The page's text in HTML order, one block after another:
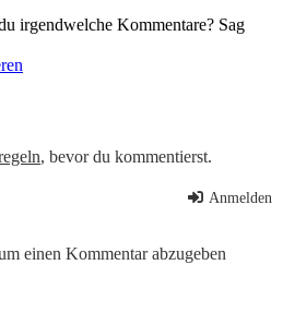
irgendwelche Kommentare? Sag
, bevor du kommentierst.
Anmelden
einen Kommentar abzugeben